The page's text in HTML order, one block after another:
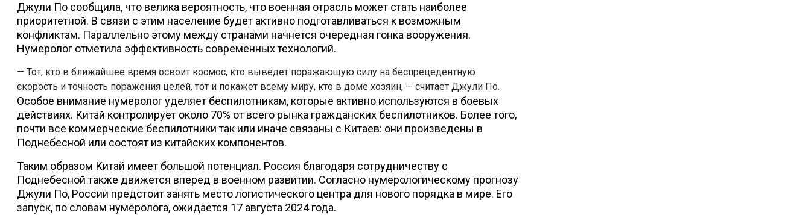
Джули По сообщила, что велика вероятность, что военная отрасль может стать наиболее
приоритетной. В связи с этим население будет активно подготавливаться к возможным
конфликтам. Параллельно этому между странами начнется очередная гонка вооружения.
Нумеролог отметила эффективность современных технологий.
— Тот, кто в ближайшее время освоит космос, кто выведет поражающую силу на беспрецедентную
скорость и точность поражения целей, тот и покажет всему миру, кто в доме хозяин, — считает Джули По.
Особое внимание нумеролог уделяет беспилотникам, которые активно используются в боевых
действиях. Китай контролирует около 70% от всего рынка гражданских беспилотников. Более того,
почти все коммерческие беспилотники так или иначе связаны с Китаев: они произведены в
Поднебесной или состоят из китайских компонентов.
Таким образом Китай имеет большой потенциал. Россия благодаря сотрудничеству с
Поднебесной также движется вперед в военном развитии. Согласно нумерологическому прогнозу
Джули По, России предстоит занять место логистического центра для нового порядка в мире. Его
запуск, по словам нумеролога, ожидается 17 августа 2024 года.